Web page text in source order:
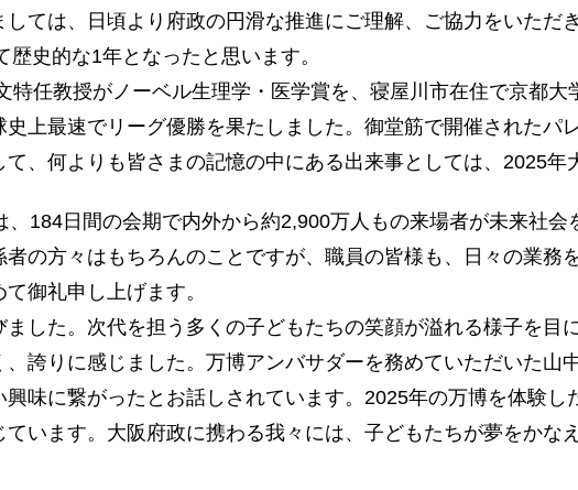
ては、日頃より府政の円滑な推進にご理解、ご協力をいただ
史的な1年となったと思います。
任教授がノーベル生理学・医学賞を、寝屋川市在住で京都
上最速でリーグ優勝を果たしました。御堂筋で開催されたパ
、何よりも皆さまの記憶の中にある出来事としては、2025年
184日間の会期で内外から約2,900万人もの来場者が未来社
の方々はもちろんのことですが、職員の皆様も、日々の業務
御礼申し上げます。
した。次代を担う多くの子どもたちの笑顔が溢れる様子を目
誇りに感じました。万博アンバサダーを務めていただいた山
味に繋がったとお話しされています。2025年の万博を体験
います。大阪府政に携わる我々には、子どもたちが夢をかな